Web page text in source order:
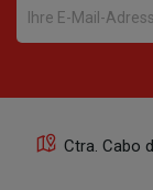
Ctra. Cabo